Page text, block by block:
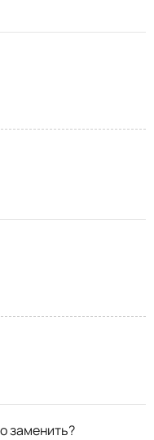
заменить?